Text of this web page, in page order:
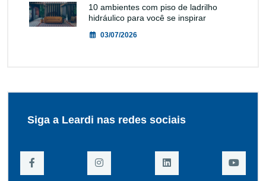
10 ambientes com piso de ladrilho
hidráulico para você se inspirar
03/07/2026
Siga a Leardi nas redes sociais